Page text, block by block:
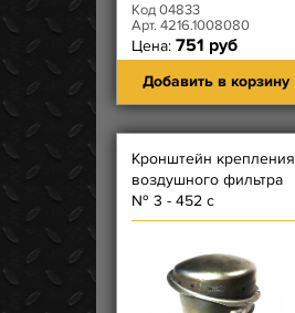
Код 04833
Арт. 4216.1008080
Цена: 751 руб
Добавить в корзину
Кронштейн крепления
воздушного фильтра
№ 3 - 452 с
инжекторным